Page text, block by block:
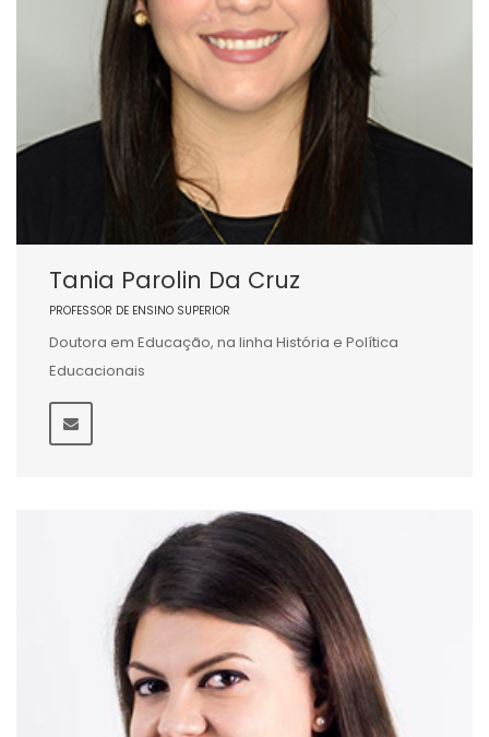
Tania Parolin Da Cruz
PROFESSOR DE ENSINO SUPERIOR
Doutora em Educação, na linha História e Política
Educacionais